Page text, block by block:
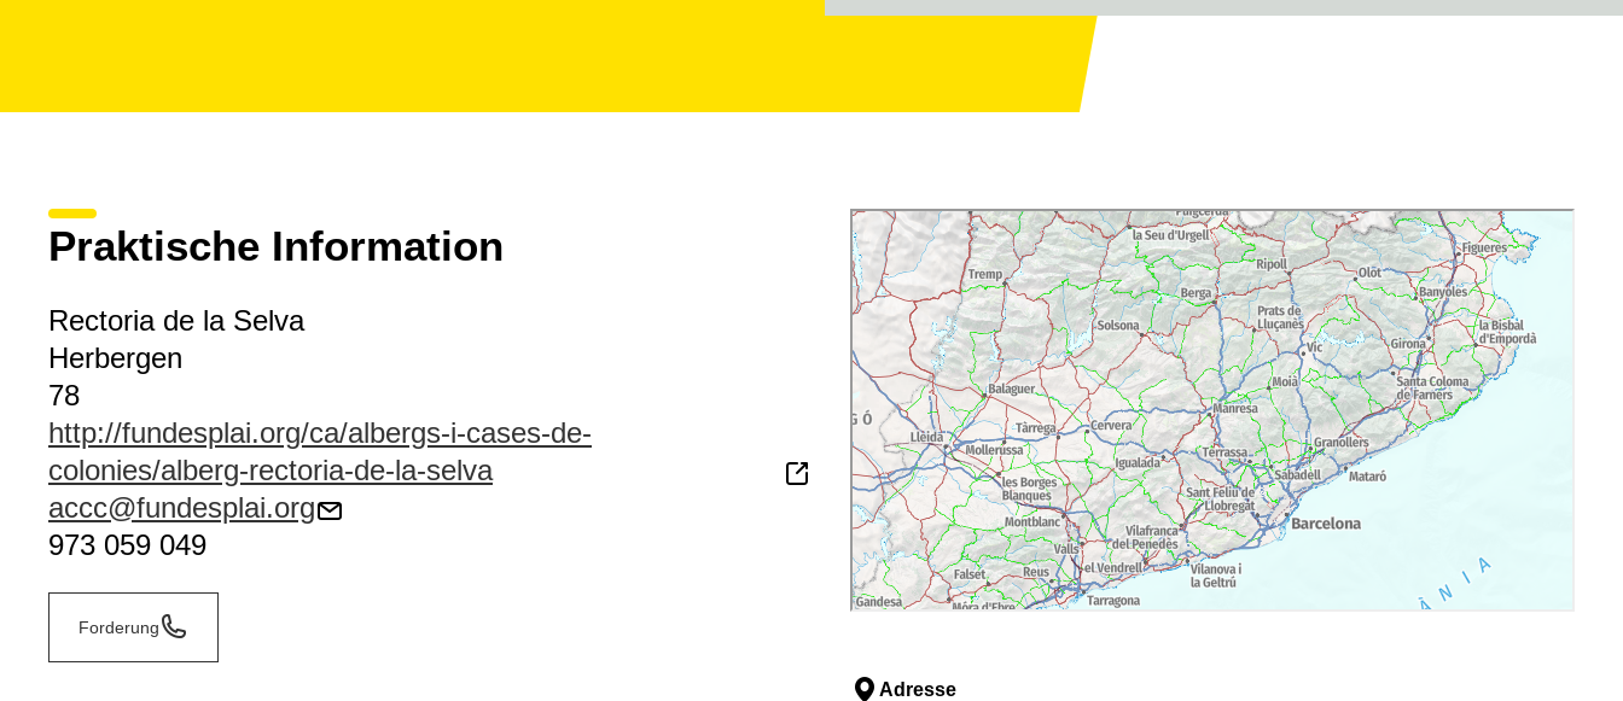
Praktische Information
Rectoria de la Selva
Herbergen
78
http://fundesplai.org/ca/albergs-i-cases-de-
colonies/alberg-rectoria-de-la-selva
accc@fundesplai.org
973 059 049
Forderung
Adresse